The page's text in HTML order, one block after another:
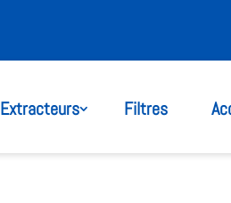
Extracteurs Filtres